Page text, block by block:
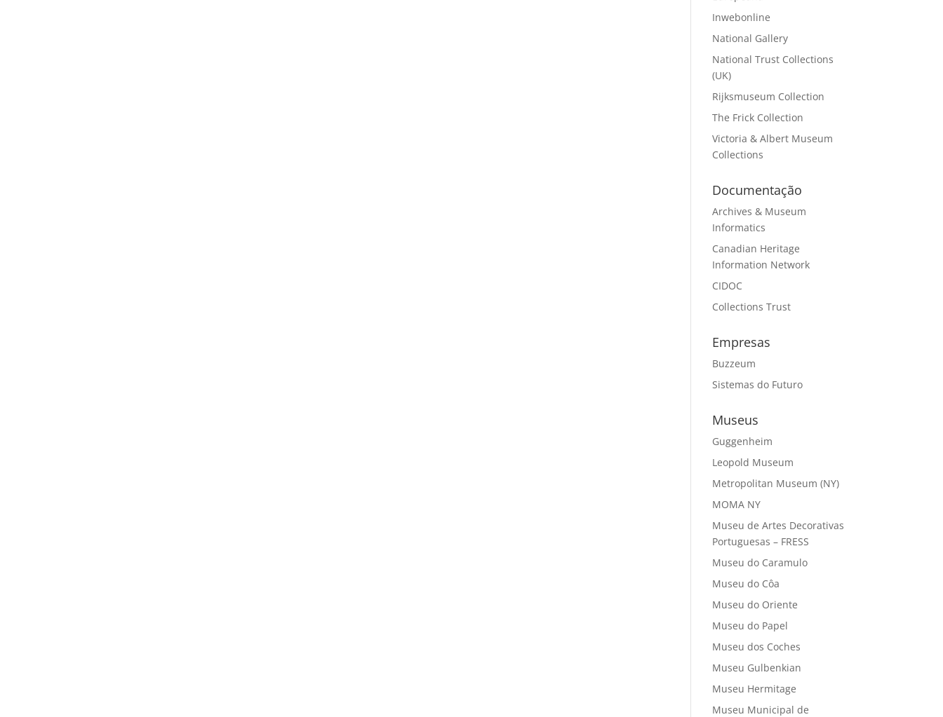
Inwebonline
National Gallery
National Trust Collections
(UK)
Rijksmuseum Collection
The Frick Collection
Victoria & Albert Museum
Collections
Documentação
Archives & Museum
Informatics
Canadian Heritage
Information Network
CIDOC
Collections Trust
Empresas
Buzzeum
Sistemas do Futuro
Museus
Guggenheim
Leopold Museum
Metropolitan Museum (NY)
MOMA NY
Museu de Artes Decorativas
Portuguesas – FRESS
Museu do Caramulo
Museu do Côa
Museu do Oriente
Museu do Papel
Museu dos Coches
Museu Gulbenkian
Museu Hermitage
Museu Municipal de